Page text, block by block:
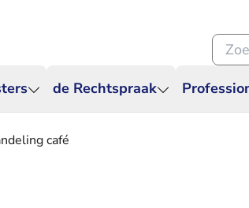
de Rechtspraak
café